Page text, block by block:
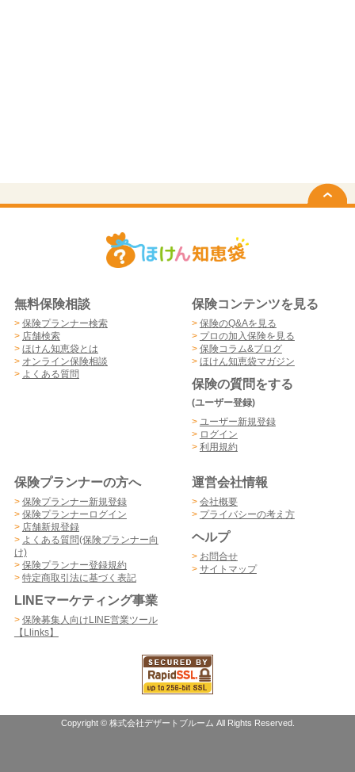
無料保険相談
> 保険プランナー検索
> 店舗検索
> ほけん知恵袋とは
> オンライン保険相談
> よくある質問
保険コンテンツを見る
> 保険のQ&Aを見る
> プロの加入保険を見る
> 保険コラム&ブログ
> ほけん知恵袋マガジン
保険の質問をする
(ユーザー登録)
> ユーザー新規登録
> ログイン
> 利用規約
保険プランナーの方へ
> 保険プランナー新規登録
> 保険プランナーログイン
> 店舗新規登録
> よくある質問(保険プランナー向
け)
> 保険プランナー登録規約
> 特定商取引法に基づく表記
LINEマーケティング事業
> 保険募集人向けLINE営業ツール
【Llinks】
運営会社情報
> 会社概要
> プライバシーの考え方
ヘルプ
> お問合せ
> サイトマップ
Copyright © 株式会社デザートブルーム All Rights Reserved.